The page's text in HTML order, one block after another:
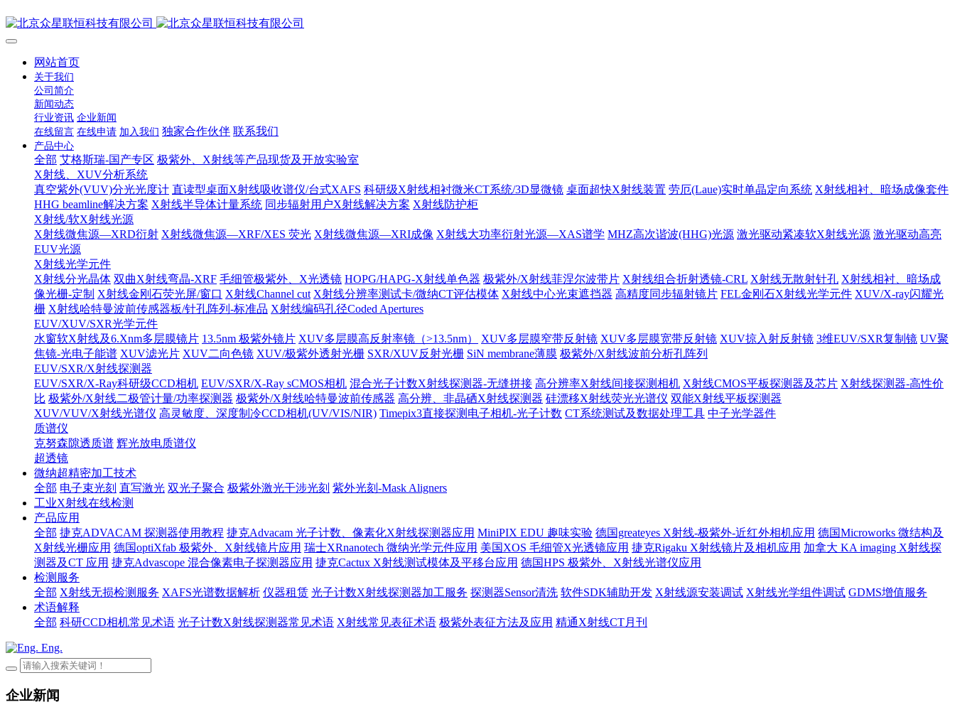
网站首页
关于我们
公司简介
新闻动态
行业资讯 企业新闻
在线留言 在线申请 加入我们 独家合作伙伴 联系我们
产品中心
全部 艾格斯瑞-国产专区 极紫外、X射线等产品现货及开放实验室
X射线、XUV分析系统
真空紫外(VUV)分光光度计 直读型桌面X射线吸收谱仪/台式XAFS 科研级X射线相衬微米CT系统/3D显微镜 桌面超快X射线装置 劳厄(Laue)实时单晶定向系统 X射线相衬、暗场成像套件
HHG beamline解决方案 X射线半导体计量系统 同步辐射用户X射线解决方案 X射线防护柜
X射线/软X射线光源
X射线微焦源—XRD衍射 X射线微焦源—XRF/XES 荧光 X射线微焦源—XRI成像 X射线大功率衍射光源—XAS谱学 MHZ高次谐波(HHG)光源 激光驱动紧凑软X射线光源 激光驱动高亮
EUV光源
X射线光学元件
X射线分光晶体 双曲X射线弯晶-XRF 毛细管极紫外、X光透镜 HOPG/HAPG-X射线单色器 极紫外/X射线菲涅尔波带片 X射线组合折射透镜-CRL X射线无散射针孔 X射线相衬、暗场成
像光栅-定制 X射线金刚石荧光屏/窗口 X射线Channel cut X射线分辨率测试卡/微纳CT评估模体 X射线中心光束遮挡器 高精度同步辐射镜片 FEL金刚石X射线光学元件 XUV/X-ray闪耀光
栅 X射线哈特曼波前传感器板/针孔阵列-标准品 X射线编码孔径Coded Apertures
EUV/XUV/SXR光学元件
水窗软X射线及6.Xnm多层膜镜片 13.5nm 极紫外镜片 XUV多层膜高反射率镜（>13.5nm） XUV多层膜窄带反射镜 XUV多层膜宽带反射镜 XUV掠入射反射镜 3维EUV/SXR复制镜 UV聚
焦镜-光电子能谱 XUV滤光片 XUV二向色镜 XUV/极紫外透射光栅 SXR/XUV反射光栅 SiN membrane薄膜 极紫外/X射线波前分析孔阵列
EUV/SXR/X射线探测器
EUV/SXR/X-Ray科研级CCD相机 EUV/SXR/X-Ray sCMOS相机 混合光子计数X射线探测器-无缝拼接 高分辨率X射线间接探测相机 X射线CMOS平板探测器及芯片 X射线探测器-高性价
比 极紫外/X射线二极管计量/功率探测器 极紫外/X射线哈特曼波前传感器 高分辨、非晶硒X射线探测器 硅漂移X射线荧光光谱仪 双能X射线平板探测器
XUV/VUV/X射线光谱仪 高灵敏度、深度制冷CCD相机(UV/VIS/NIR) Timepix3直接探测电子相机-光子计数 CT系统测试及数据处理工具 中子光学器件
质谱仪
克努森隙透质谱 辉光放电质谱仪
超透镜
微纳超精密加工技术
全部 电子束光刻 直写激光 双光子聚合 极紫外激光干涉光刻 紫外光刻-Mask Aligners
工业X射线在线检测
产品应用
全部 捷克ADVACAM 探测器使用教程 捷克Advacam 光子计数、像素化X射线探测器应用 MiniPIX EDU 趣味实验 德国greateyes X射线-极紫外-近红外相机应用 德国Microworks 微结构及
X射线光栅应用 德国optiXfab 极紫外、X射线镜片应用 瑞士XRnanotech 微纳光学元件应用 美国XOS 毛细管X光透镜应用 捷克Rigaku X射线镜片及相机应用 加拿大 KA imaging X射线探
测器及CT 应用 捷克Advascope 混合像素电子探测器应用 捷克Cactux X射线测试模体及平移台应用 德国HPS 极紫外、X射线光谱仪应用
检测服务
全部 X射线无损检测服务 XAFS光谱数据解析 仪器租赁 光子计数X射线探测器加工服务 探测器Sensor清洗 软件SDK辅助开发 X射线源安装调试 X射线光学组件调试 GDMS增值服务
术语解释
全部 科研CCD相机常见术语 光子计数X射线探测器常见术语 X射线常见表征术语 极紫外表征方法及应用 精通X射线CT月刊
Eng.
企业新闻